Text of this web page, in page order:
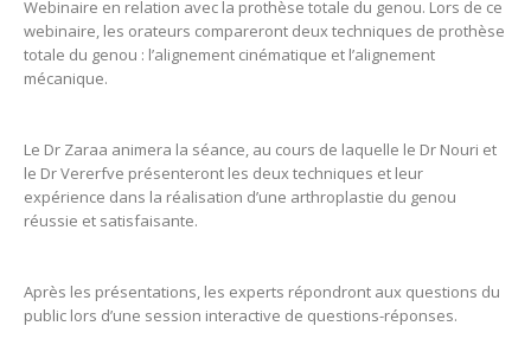
Webinaire en relation avec la prothèse totale du genou. Lors de ce
webinaire, les orateurs compareront deux techniques de prothèse
totale du genou : l’alignement cinématique et l’alignement
mécanique.
Le Dr Zaraa animera la séance, au cours de laquelle le Dr Nouri et
le Dr Vererfve présenteront les deux techniques et leur
expérience dans la réalisation d’une arthroplastie du genou
réussie et satisfaisante.
Après les présentations, les experts répondront aux questions du
public lors d’une session interactive de questions-réponses.